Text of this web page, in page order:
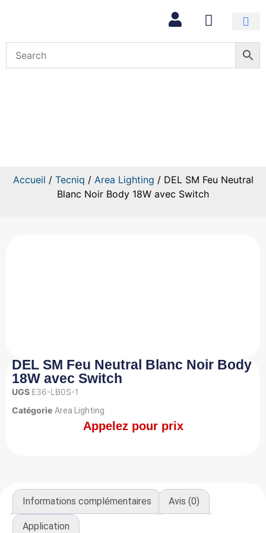
Accueil / Tecniq / Area Lighting / DEL SM Feu Neutral
Blanc Noir Body 18W avec Switch
DEL SM Feu Neutral Blanc Noir Body
18W avec Switch
UGS E36-LB0S-1
Catégorie Area Lighting
Appelez pour prix
Informations complémentaires Avis (0)
Application